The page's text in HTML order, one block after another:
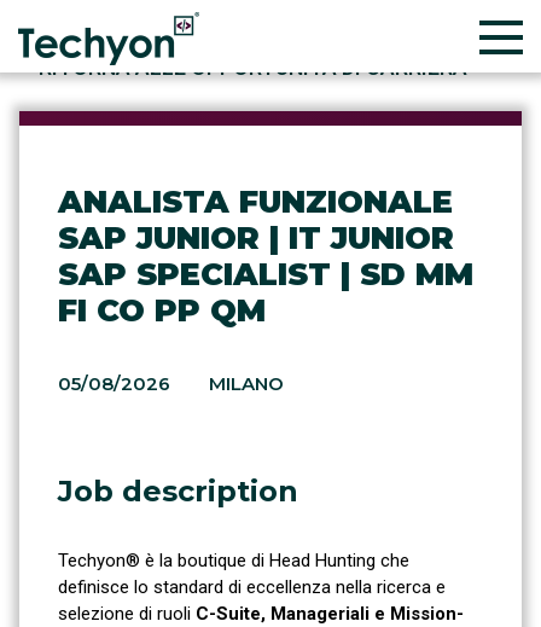
RITORNA ALLE OPPORTUNITÀ DI CARRIERA
ANALISTA FUNZIONALE
SAP JUNIOR | IT JUNIOR
SAP SPECIALIST | SD MM
FI CO PP QM
05/08/2026 MILANO
Job description
Techyon® è la boutique di Head Hunting che
definisce lo standard di eccellenza nella ricerca e
selezione di ruoli C-Suite, Manageriali e Mission-